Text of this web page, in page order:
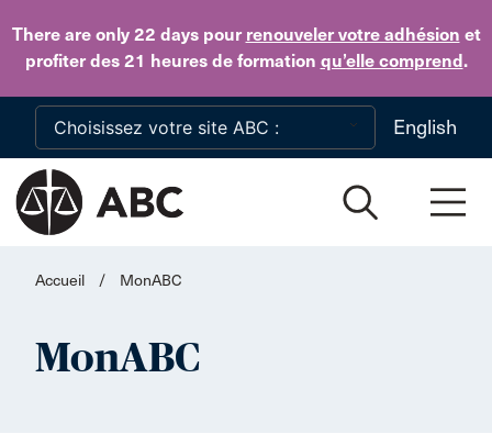
There are only 22 dayspour renouveler votre adhésion et
profiter des 21 heures de formation qu’elle comprend.
Skip to main content
English
Accueil / MonABC
MonABC